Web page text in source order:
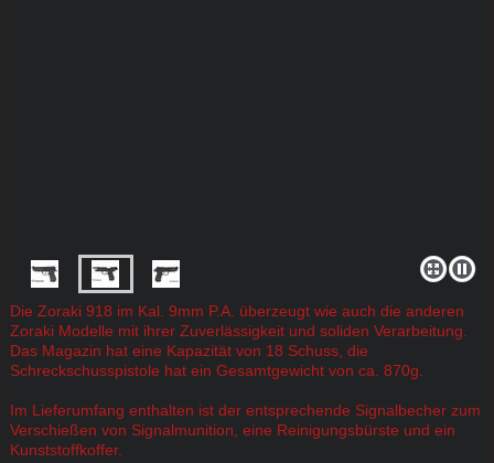
Die Zoraki 918 im Kal. 9mm P.A. überzeugt wie auch die anderen
Zoraki Modelle mit ihrer Zuverlässigkeit und soliden Verarbeitung.
Das Magazin hat eine Kapazität von 18 Schuss, die
Schreckschusspistole hat ein Gesamtgewicht von ca. 870g.
Im Lieferumfang enthalten ist der entsprechende Signalbecher zum
Verschießen von Signalmunition, eine Reinigungsbürste und ein
Kunststoffkoffer.